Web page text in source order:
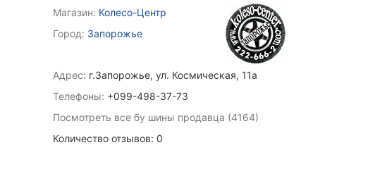
Магазин: Колесо-Центр
Город: Запорожье
Адрес: г.Запорожье, ул. Космическая, 11а
Телефоны: +099-498-37-73
Посмотреть все бу шины продавца (4164)
Количество отзывов: 0